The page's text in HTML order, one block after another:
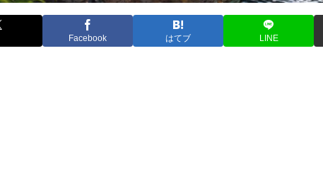
Facebook はてブ LINE